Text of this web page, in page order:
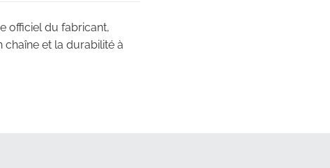
officiel du fabricant,
et la durabilité à